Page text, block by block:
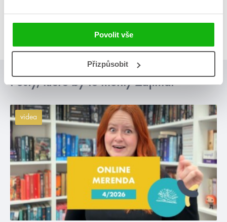
Povolit vše
Přizpůsobit
Posty, které by tě mohly zajímat
videa